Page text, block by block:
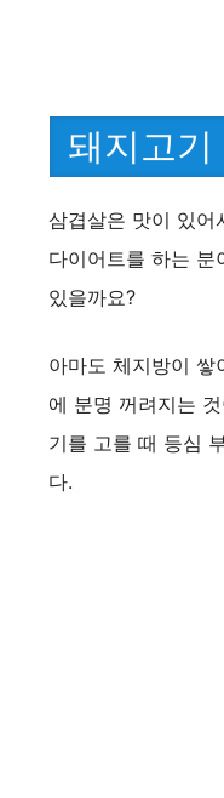
돼지고기
삼겹살은 맛이 있어
다이어트를 하는 분
있을까요?
아마도 체지방이
에 분명 꺼려지는
기를 고를 때 등심
다.